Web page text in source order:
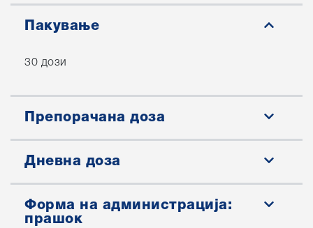
Пакување
30 дози
Препорачана доза
Дневна доза
Форма на администрација:
прашок